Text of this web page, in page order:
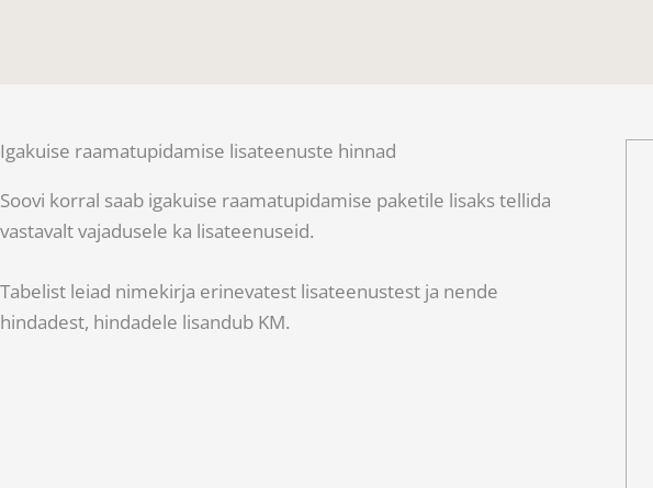
Igakuise raamatupidamise lisateenuste hinnad
Soovi korral saab igakuise raamatupidamise paketile lisaks tellida
vastavalt vajadusele ka lisateenuseid.
Tabelist leiad nimekirja erinevatest lisateenustest ja nende
hindadest, hindadele lisandub KM.